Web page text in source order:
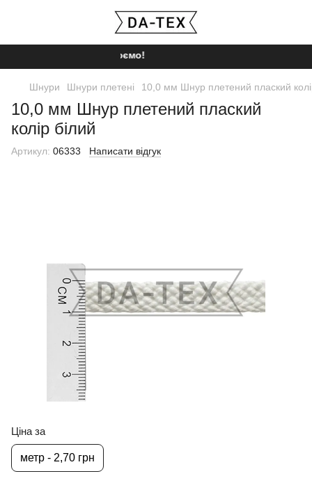
Ми працюємо!
Шнури Шнури плетені 10,0 мм Шнур плетений плаский
10,0 мм Шнур плетений плаский
колір білий
Артикул: 06333 Написати відгук
Ціна за
метр - 2,70 грн